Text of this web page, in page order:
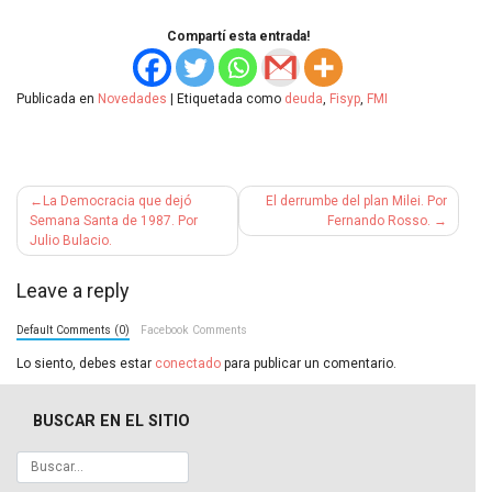
Compartí esta entrada!
Publicada en Novedades | Etiquetada como deuda Fisyp FMI
Navegación
de
entradas
La Democracia que dejó
Semana Santa de 1987. Por
Julio Bulacio.
El derrumbe del plan Milei. Por
Fernando Rosso.
Leave a reply
Default Comments (0) Facebook Comments
Lo siento, debes estar conectado para publicar un comentario.
BUSCAR EN EL SITIO